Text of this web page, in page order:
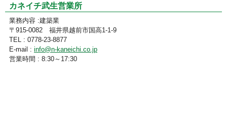
カネイチ武生営業所
業務内容 :建築業
〒915-0082 福井県越前市国高1-1-9
TEL : 0778-23-8877
E-mail : info@n-kaneichi.co.jp
営業時間 : 8:30～17:30